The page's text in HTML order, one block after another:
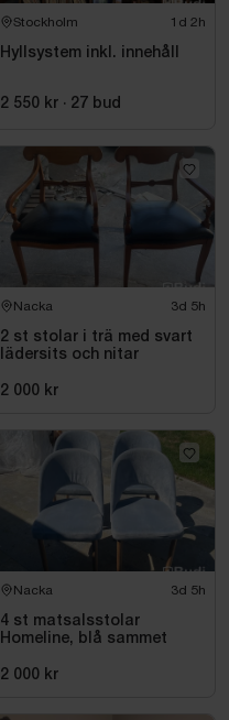
Stockholm 1d 2h
Hyllsystem inkl. innehåll
2 550 kr · 27 bud
Nacka 3d 5h
2 st stolar i trä med svart
lädersits och nitar
2 000 kr
Nacka 3d 5h
4 st matsalsstolar
Homeline, blå sammet
2 000 kr